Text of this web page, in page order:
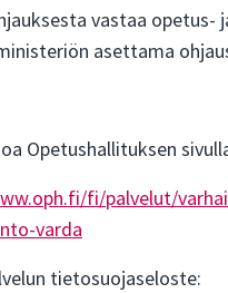
vastaa opetus-
asettama
Opetushallituksen
fi/palvelut/
varda
tietosuojaseloste: